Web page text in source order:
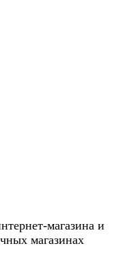
магазина и
магазинах